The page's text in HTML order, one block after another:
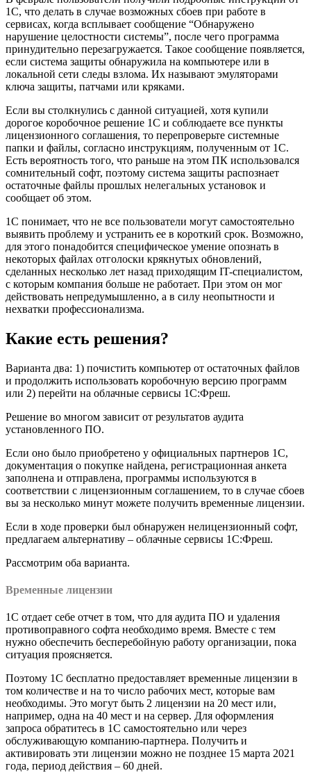
1С, что делать в случае возможных сбоев при работе в
сервисах, когда всплывает сообщение “Обнаружено
нарушение целостности системы”, после чего программа
принудительно перезагружается. Такое сообщение появляется,
если система защиты обнаружила на компьютере или в
локальной сети следы взлома. Их называют эмуляторами
ключа защиты, патчами или кряками.
Если вы столкнулись с данной ситуацией, хотя купили
дорогое коробочное решение 1С и соблюдаете все пункты
лицензионного соглашения, то перепроверьте системные
папки и файлы, согласно инструкциям, полученным от 1С.
Есть вероятность того, что раньше на этом ПК использовался
сомнительный софт, поэтому система защиты распознает
остаточные файлы прошлых нелегальных установок и
сообщает об этом.
1С понимает, что не все пользователи могут самостоятельно
выявить проблему и устранить ее в короткий срок. Возможно,
для этого понадобится специфическое умение опознать в
некоторых файлах отголоски крякнутых обновлений,
сделанных несколько лет назад приходящим IT-специалистом,
с которым компания больше не работает. При этом он мог
действовать непредумышленно, а в силу неопытности и
нехватки профессионализма.
Какие есть решения?
Варианта два: 1) почистить компьютер от остаточных файлов
и продолжить использовать коробочную версию программ
или 2) перейти на облачные сервисы 1С:Фреш.
Решение во многом зависит от результатов аудита
установленного ПО.
Если оно было приобретено у официальных партнеров 1С,
документация о покупке найдена, регистрационная анкета
заполнена и отправлена, программы используются в
соответствии с лицензионным соглашением, то в случае сбоев
вы за несколько минут можете получить временные лицензии.
Если в ходе проверки был обнаружен нелицензионный софт,
предлагаем альтернативу – облачные сервисы 1С:Фреш.
Рассмотрим оба варианта.
Временные лицензии
1С отдает себе отчет в том, что для аудита ПО и удаления
противоправного софта необходимо время. Вместе с тем
нужно обеспечить бесперебойную работу организации, пока
ситуация проясняется.
Поэтому 1С бесплатно предоставляет временные лицензии в
том количестве и на то число рабочих мест, которые вам
необходимы. Это могут быть 2 лицензии на 20 мест или,
например, одна на 40 мест и на сервер. Для оформления
запроса обратитесь в 1С самостоятельно или через
обслуживающую компанию-партнера. Получить и
активировать эти лицензии можно не позднее 15 марта 2021
года, период действия – 60 дней.